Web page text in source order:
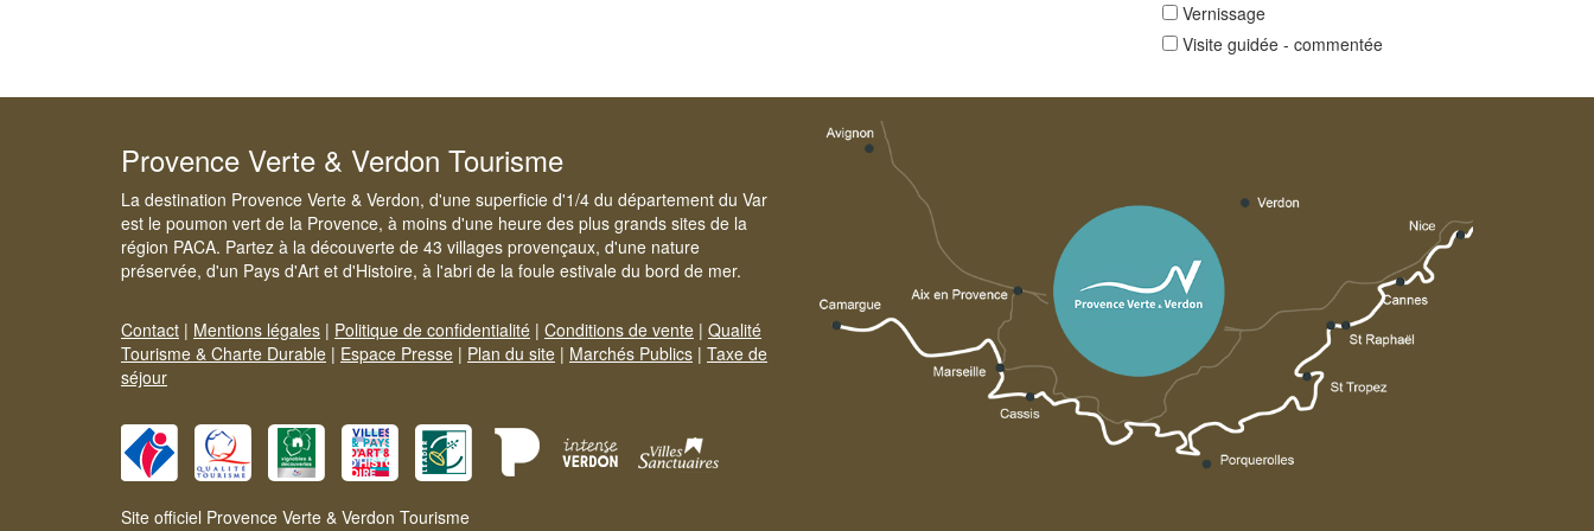
Vernissage
Visite guidée - commentée
Provence Verte & Verdon Tourisme
La destination Provence Verte & Verdon, d'une superficie d'1/4 du département du Var
est le poumon vert de la Provence, à moins d'une heure des plus grands sites de la
région PACA. Partez à la découverte de 43 villages provençaux, d'une nature
préservée, d'un Pays d'Art et d'Histoire, à l'abri de la foule estivale du bord de mer.
Contact | Mentions légales | Politique de confidentialité | Conditions de vente | Qualité
Tourisme & Charte Durable | Espace Presse | Plan du site | Marchés Publics | Taxe de
séjour
Site officiel Provence Verte & Verdon Tourisme